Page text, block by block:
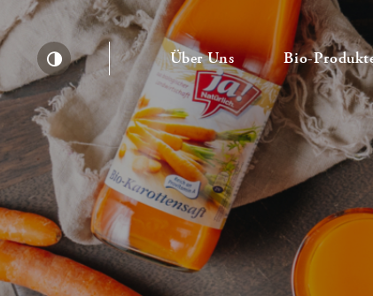
Kontrast erhöhen
Über Uns— Untermenü
Bio-